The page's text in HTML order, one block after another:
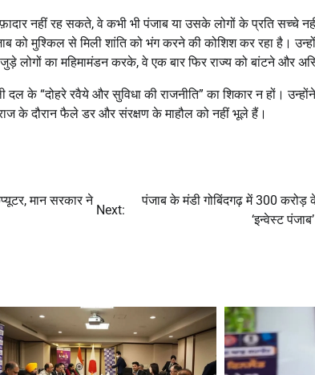
नहीं रह सकते, वे कभी भी पंजाब या उसके लोगों के प्रति सच्चे
को मुश्किल से मिली शांति को भंग करने की कोशिश कर रहा है।
लोगों का महिमामंडन करके, वे एक बार फिर राज्य को बांटने और
के “दोहरे रवैये और सुविधा की राजनीति” का शिकार न हों।
के दौरान फैले डर और संरक्षण के माहौल को नहीं भूले हैं।
मान सरकार ने
Next:
पंजाब के मंडी गोबिंदगढ़ में 300 करोड़
‘इन्वेस्ट